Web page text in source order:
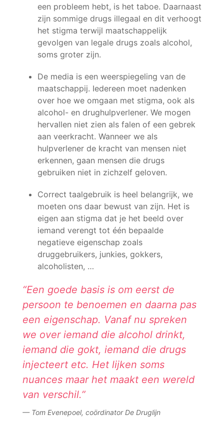
een probleem hebt, is het taboe. Daarnaast
zijn sommige drugs illegaal en dit verhoogt
het stigma terwijl maatschappelijk
gevolgen van legale drugs zoals alcohol,
soms groter zijn.
De media is een weerspiegeling van de
maatschappij. Iedereen moet nadenken
over hoe we omgaan met stigma, ook als
alcohol- en drughulpverlener. We mogen
hervallen niet zien als falen of een gebrek
aan veerkracht. Wanneer we als
hulpverlener de kracht van mensen niet
erkennen, gaan mensen die drugs
gebruiken niet in zichzelf geloven.
Correct taalgebruik is heel belangrijk, we
moeten ons daar bewust van zijn. Het is
eigen aan stigma dat je het beeld over
iemand verengt tot één bepaalde
negatieve eigenschap zoals
druggebruikers, junkies, gokkers,
alcoholisten, …
“Een goede basis is om eerst de
persoon te benoemen en daarna pas
een eigenschap. Vanaf nu spreken
we over iemand die alcohol drinkt,
iemand die gokt, iemand die drugs
injecteert etc. Het lijken soms
nuances maar het maakt een wereld
van verschil.”
Tom Evenepoel, coördinator De Druglijn